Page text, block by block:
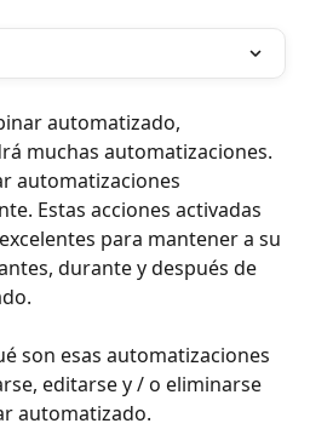
automatizado,
muchas automatizaciones.
automatizaciones
Estas acciones activadas
para mantener a su
durante y después de
son esas automatizaciones
editarse y / o eliminarse
automatizado.